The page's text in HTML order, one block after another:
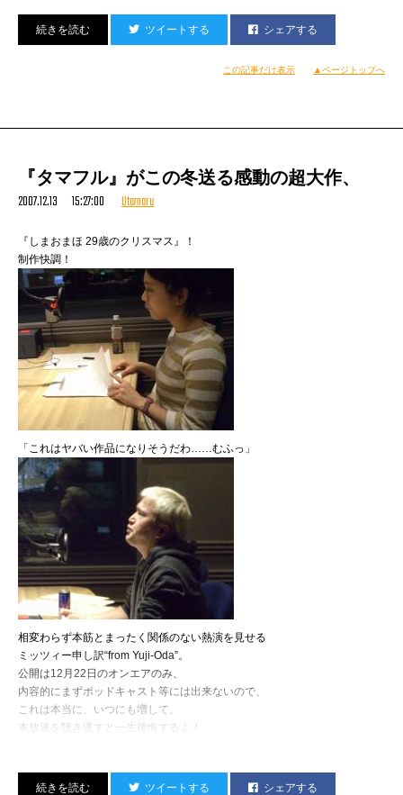
こんなカッコ（学芸会レベル）で登場した私たち。
誰だかわかんねーよ！
サービスのつもりだったが、
まあ、カッコよくはなかったと思う（わはは！）。
いつもよりちょいとヤングで新鮮なお客さんを前に
『Hardcore Hip Hop Star』アコースティックVer.
なんてのもカマしたりしつつ、
楽しい夜を過ごしました。
PCでLIVE中継チェックしてた人もいるんかなー。
そういや、コイツらときたら
ツイートする シェアする
この記事だけ表示 ▲ページトップへ
『タマフル』がこの冬送る感動の超大作、
2007.12.13 15:27:00 Utamaru
『しまおまほ 29歳のクリスマス』！
制作快調！
「これはヤバい作品になりそうだわ……むふっ」
相変わらず本筋とまったく関係のない熱演を見せる
ミッツィー申し訳“from Yuji-Oda”。
公開は12月22日のオンエアのみ、
内容的にまずポッドキャスト等には出来ないので、
これは本当に、いつにも増して、
本放送を聴き逃すと一生後悔するよ！
リアルタイムで、一緒に泣き笑い死に体験しよう！
ツイートする シェアする